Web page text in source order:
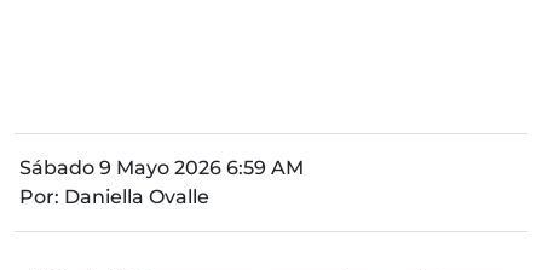
Sábado 9 Mayo 2026 6:59 AM
Por: Daniella Ovalle